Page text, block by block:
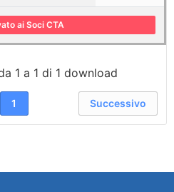
ai Soci CTA
1 a 1 di 1 download
1 Successivo